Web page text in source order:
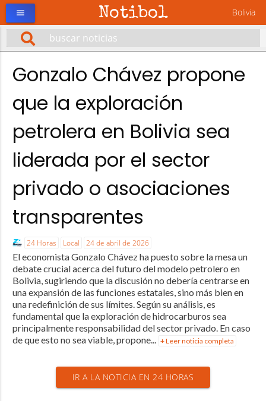
Notibol Bolivia
menu
Gonzalo Chávez propone
que la exploración
petrolera en Bolivia sea
liderada por el sector
privado o asociaciones
transparentes
24 Horas Local 24 de abril de 2026
El economista Gonzalo Chávez ha puesto sobre la mesa un
debate crucial acerca del futuro del modelo petrolero en
Bolivia, sugiriendo que la discusión no debería centrarse en
una expansión de las funciones estatales, sino más bien en
una redefinición de sus límites. Según su análisis, es
fundamental que la exploración de hidrocarburos sea
principalmente responsabilidad del sector privado. En caso
de que esto no sea viable, propone... + Leer noticia completa
IR A LA NOTICIA EN 24 HORAS